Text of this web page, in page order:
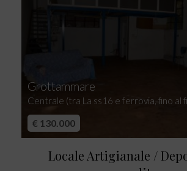
Grottammare
Centrale (tra La ss16 e ferrovia, fino al
€ 130.000
Locale Artigianale /